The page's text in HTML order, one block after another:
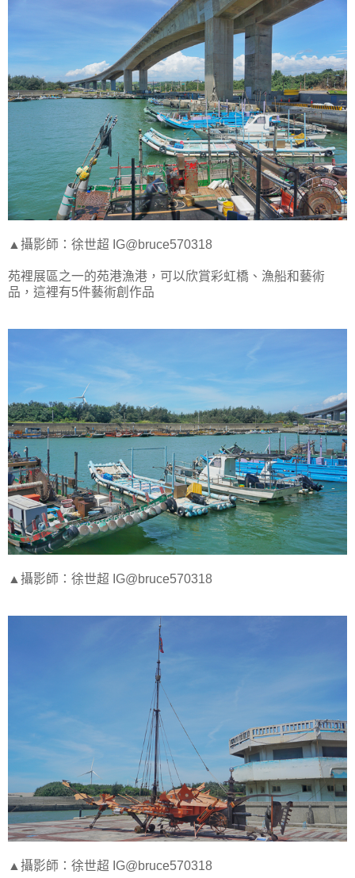
▲攝影師：徐世超 IG@bruce570318
苑裡展區之一的苑港漁港，可以欣賞彩虹橋、漁船和藝術
品，這裡有5件藝術創作品
▲攝影師：徐世超 IG@bruce570318
▲攝影師：徐世超 IG@bruce570318